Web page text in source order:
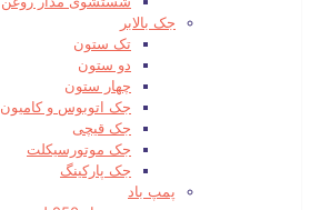
جک بالابر
تک ستون
دو ستون
چهار ستون
جک اتوبوس و کامیون
جک قیچی
جک موتورسیکلت
جک پارکینگ
پمپ باد